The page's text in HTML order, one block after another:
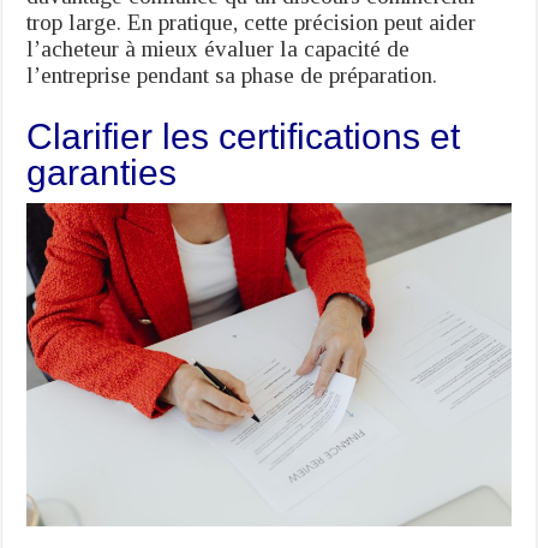
trop large. En pratique, cette précision peut aider
l’acheteur à mieux évaluer la capacité de
l’entreprise pendant sa phase de préparation.
Clarifier les certifications et
garanties